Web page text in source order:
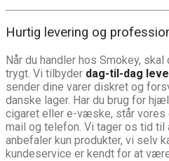
Hurtig levering og
Når du handler hos Smokey,
trygt. Vi tilbyder dag-til-dag
sender dine varer diskret og
danske lager. Har du brug for
cigaret eller e-væske, står vores
mail og telefon. Vi tager os tid til
anbefaler kun produkter, vi selv
kundeservice er kendt for at